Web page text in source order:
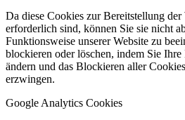
Da diese Cookies zur Bereitstellung der
erforderlich sind, können Sie sie nicht
Funktionsweise unserer Website zu
blockieren oder löschen, indem Sie
ändern und das Blockieren aller
erzwingen.
Google Analytics Cookies